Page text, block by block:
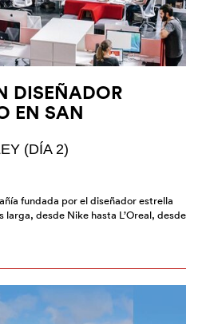
DISEÑADOR
EN SAN
(DÍA 2)
fundada por el diseñador estrella
larga, desde Nike hasta L’Oreal, desde